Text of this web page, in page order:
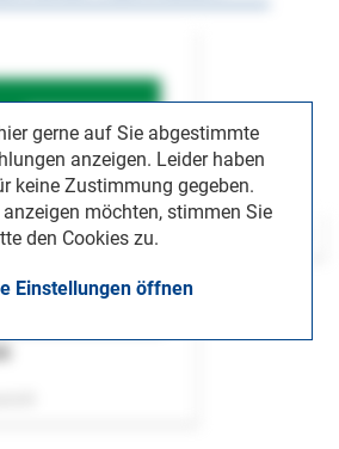
gerne auf Sie abgestimmte
anzeigen. Leider haben
keine Zustimmung gegeben.
anzeigen möchten, stimmen Sie
den Cookies zu.
Einstellungen öffnen